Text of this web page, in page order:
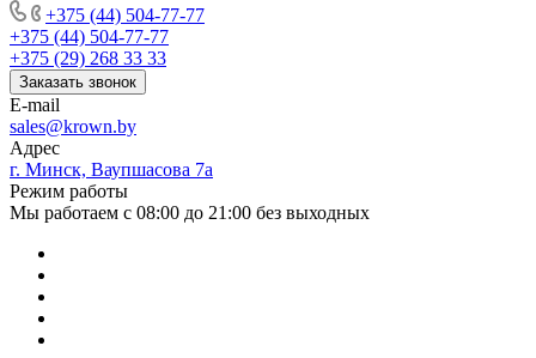
+375 (44) 504-77-77
+375 (44) 504-77-77
+375 (29) 268 33 33
Заказать звонок
E-mail
sales@krown.by
Адрес
г. Минск, Ваупшасова 7а
Режим работы
Мы работаем с 08:00 до 21:00 без выходных